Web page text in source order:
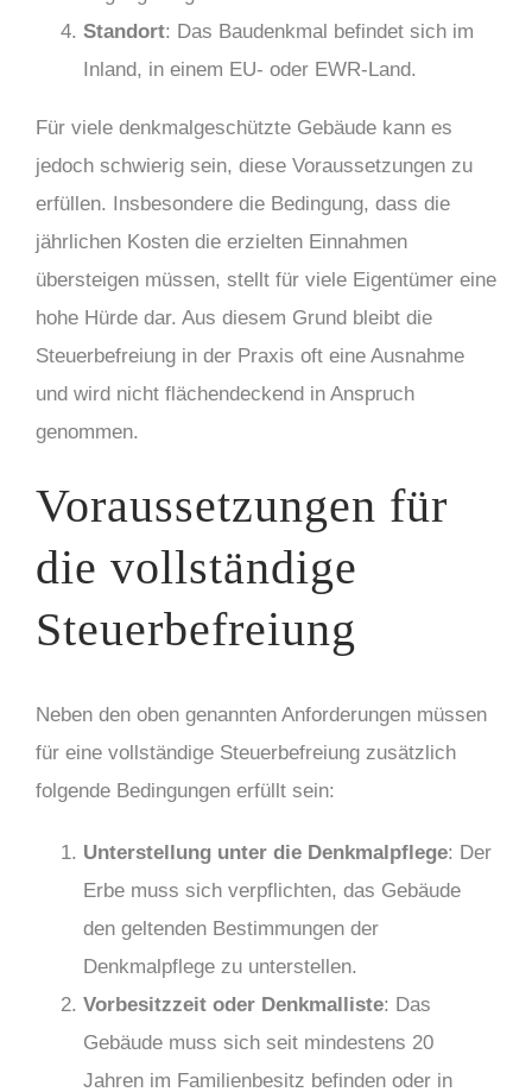
Standort: Das Baudenkmal befindet sich im
Inland, in einem EU- oder EWR-Land.
Für viele denkmalgeschützte Gebäude kann es
jedoch schwierig sein, diese Voraussetzungen zu
erfüllen. Insbesondere die Bedingung, dass die
jährlichen Kosten die erzielten Einnahmen
übersteigen müssen, stellt für viele Eigentümer eine
hohe Hürde dar. Aus diesem Grund bleibt die
Steuerbefreiung in der Praxis oft eine Ausnahme
und wird nicht flächendeckend in Anspruch
genommen.
Voraussetzungen für
die vollständige
Steuerbefreiung
Neben den oben genannten Anforderungen müssen
für eine vollständige Steuerbefreiung zusätzlich
folgende Bedingungen erfüllt sein:
Unterstellung unter die Denkmalpflege: Der
Erbe muss sich verpflichten, das Gebäude
den geltenden Bestimmungen der
Denkmalpflege zu unterstellen.
Vorbesitzzeit oder Denkmalliste: Das
Gebäude muss sich seit mindestens 20
Jahren im Familienbesitz befinden oder in